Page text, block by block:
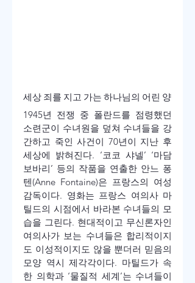
세상 죄를 지고 가는 하나님의 어린 양
1945년 전쟁 중 폴란드를 점령했던
소련군이 수녀원을 덮쳐 수녀들을 강
간하고 죽인 사건이 70년이 지난 후
세상에 밝혀진다. ‘코코 샤넬’ ‘마담
보바리’ 등의 작품을 연출한 안느 퐁
텐(Anne Fontaine)은 프랑스의 여성
감독이다. 영화는 프랑스 여의사 마
틸드의 시점에서 바라본 수녀들의 모
습을 그린다. 현대적이고 무신론자인
여의사가 보는 수녀들은 합리적이지
도 이성적이지도 않을 뿐더러 믿음의
모양 역시 제각각이다. 마틸드가 속
한 의학과 ‘물질적 세계’는 수녀들이